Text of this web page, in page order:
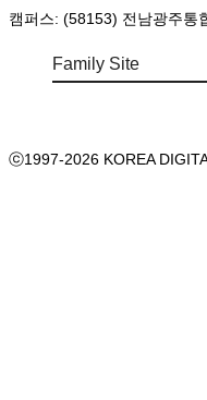
캠퍼스: (58153) 전남광주통
Family Site
ⓒ1997-2026 KOREA